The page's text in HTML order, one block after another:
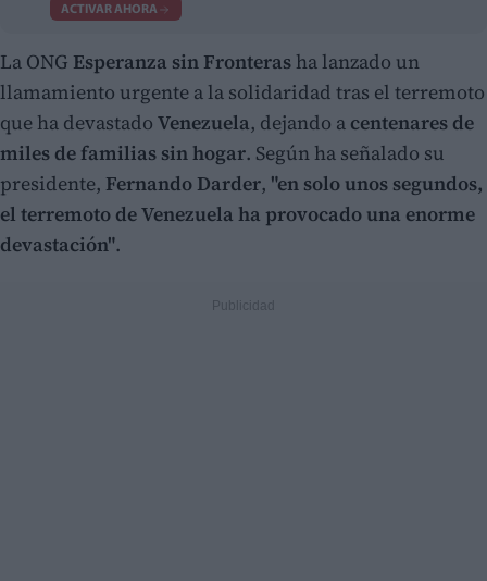
ACTIVAR AHORA
La ONG Esperanza sin Fronteras ha lanzado un
llamamiento urgente a la solidaridad tras el terremoto
que ha devastado Venezuela, dejando a centenares de
miles de familias sin hogar. Según ha señalado su
presidente, Fernando Darder, "en solo unos segundos,
el terremoto de Venezuela ha provocado una enorme
devastación".